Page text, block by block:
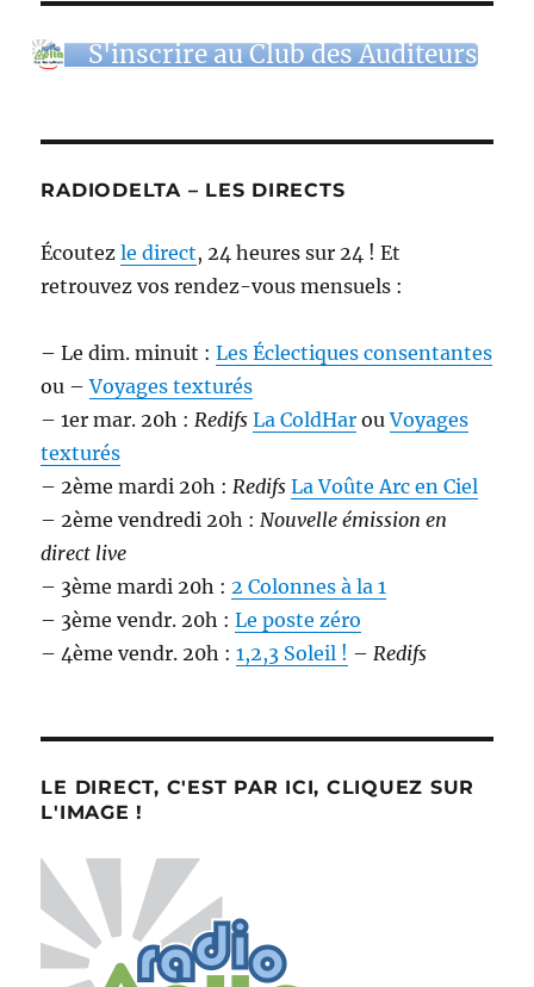
S'inscrire au Club des Auditeurs
RADIODELTA – LES DIRECTS
Écoutezle direct, 24 heures sur 24 ! Et
retrouvez vos rendez-vous mensuels :
– Le dim. minuit :Les Éclectiques consentantes
ou –Voyages texturés
– 1er mar. 20h : Redifs La ColdHar ouVoyages
texturés
– 2ème mardi 20h : Redifs La Voûte Arc en Ciel
– 2ème vendredi 20h : Nouvelle émission en
direct live
– 3ème mardi 20h : 2 Colonnes à la 1
– 3ème vendr. 20h :Le poste zéro
– 4ème vendr. 20h :1,2,3 Soleil ! – Redifs
LE DIRECT, C'EST PAR ICI, CLIQUEZ SUR
L'IMAGE !